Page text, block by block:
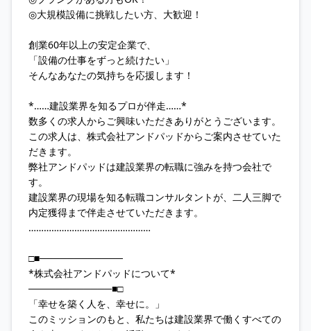
◎大規模設備に挑戦したい方、大歓迎！
創業60年以上の安定企業で、
「設備の仕事をずっと続けたい」
そんなあなたの気持ちを応援します！
*……建設業界を知るプロが伴走……*
数多くの求人からご興味いただきありがとうございます。
この求人は、株式会社アンドパッドからご案内させていた
だきます。
弊社アンドパッドは建設業界の転職に強みを持つ会社で
す。
建設業界の現場を知る転職コンサルタントが、二人三脚で
内定獲得まで伴走させていただきます。
…………………………………………
□■────────────
*株式会社アンドパッドについて*
────────────■□
「幸せを築く人を、幸せに。」
このミッションのもと、私たちは建設業界で働くすべての